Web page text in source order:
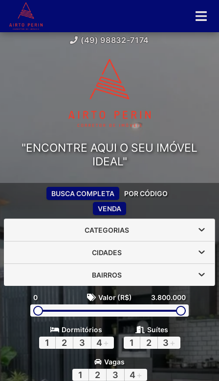
(49) 98832-7174
"ENCONTRE AQUI O SEU IMÓVEL
IDEAL"
VENDA
BUSCA COMPLETA POR CÓDIGO
CATEGORIAS
CIDADES
BAIRROS
0 Valor (R$) 3.800.000
Dormitórios
1 2 3 4 +
Suítes
1 2 3 +
Vagas
1 2 3 4 +